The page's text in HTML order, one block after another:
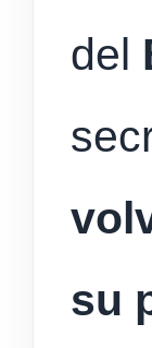
del
su